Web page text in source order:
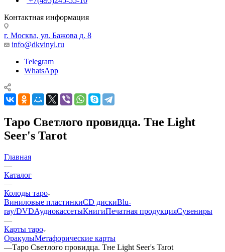
Контактная информация
г. Москва, ул. Бажова д. 8
info@dkvinyl.ru
Telegram
WhatsApp
Таро Светлого провидца. Тне Light
Seer's Tarot
Главная
—
Каталог
—
Колоды таро
Виниловые пластинкиCD дискиBlu-
ray/DVDАудиокассетыКнигиПечатная продукцияСувениры
—
Карты таро
ОракулыМетафорические карты
—Таро Светлого провидца. Тне Light Seer's Tarot